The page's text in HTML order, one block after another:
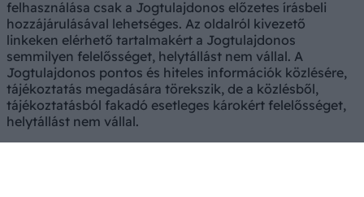
felhasználása csak a Jogtulajdonos előzetes írásbeli
hozzájárulásával lehetséges. Az oldalról kivezető
linkeken elérhető tartalmakért a Jogtulajdonos
semmilyen felelősséget, helytállást nem vállal. A
Jogtulajdonos pontos és hiteles információk közlésére,
tájékoztatás megadására törekszik, de a közlésből,
tájékoztatásból fakadó esetleges károkért felelősséget,
helytállást nem vállal.